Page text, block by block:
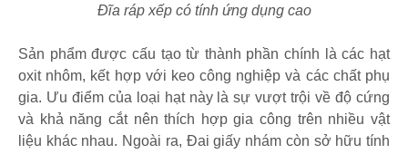
Đĩa ráp xếp có tính ứng dụng cao
Sản phẩm được cấu tạo từ thành phần chính là các hạt
oxit nhôm, kết hợp với keo công nghiệp và các chất phụ
gia. Ưu điểm của loại hạt này là sự vượt trội về độ cứng
và khả năng cắt nên thích hợp gia công trên nhiều vật
liệu khác nhau. Ngoài ra, Đai giấy nhám còn sở hữu tính